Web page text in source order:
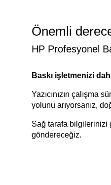
Önemli
HP Profesyonel
Baskı işletmenizi
Yazıcınızın çalışma
yolunu arıyorsanız,
Sağ tarafa bilgilerinizi
göndereceğiz.